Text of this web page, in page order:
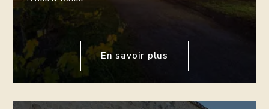
En savoir plus